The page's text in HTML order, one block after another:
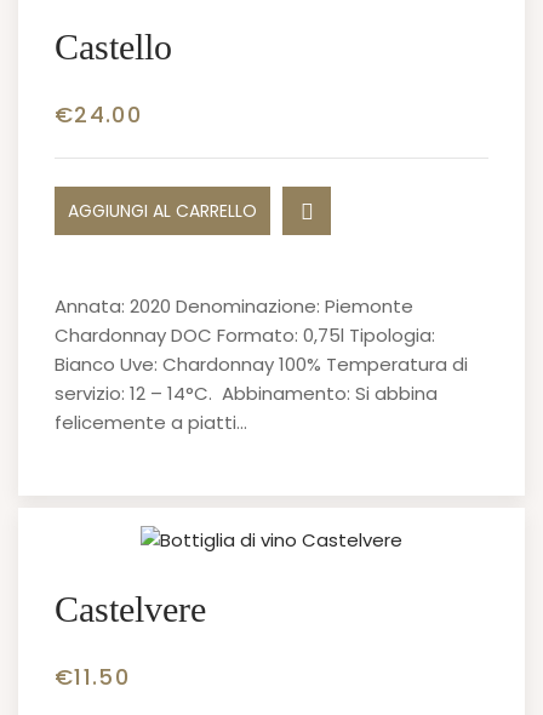
Castello
€24.00
AGGIUNGI AL CARRELLO
Annata: 2020 Denominazione: Piemonte
Chardonnay DOC Formato: 0,75l Tipologia:
Bianco Uve: Chardonnay 100% Temperatura di
servizio: 12 – 14°C. Abbinamento: Si abbina
felicemente a piatti…
Castelvere
€11.50